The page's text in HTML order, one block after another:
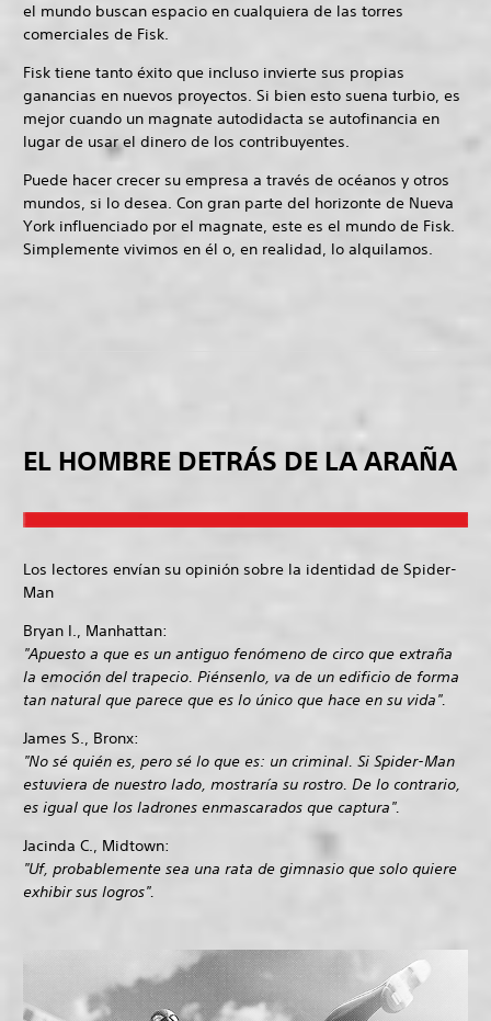
el mundo buscan espacio en cualquiera de las torres
comerciales de Fisk.
Fisk tiene tanto éxito que incluso invierte sus propias
ganancias en nuevos proyectos. Si bien esto suena turbio, es
mejor cuando un magnate autodidacta se autofinancia en
lugar de usar el dinero de los contribuyentes.
Puede hacer crecer su empresa a través de océanos y otros
mundos, si lo desea. Con gran parte del horizonte de Nueva
York influenciado por el magnate, este es el mundo de Fisk.
Simplemente vivimos en él o, en realidad, lo alquilamos.
EL HOMBRE DETRÁS DE LA ARAÑA
Los lectores envían su opinión sobre la identidad de Spider-
Man
Bryan I., Manhattan:
"Apuesto a que es un antiguo fenómeno de circo que extraña
la emoción del trapecio. Piénsenlo, va de un edificio de forma
tan natural que parece que es lo único que hace en su vida".
James S., Bronx:
"No sé quién es, pero sé lo que es: un criminal. Si Spider-Man
estuviera de nuestro lado, mostraría su rostro. De lo contrario,
es igual que los ladrones enmascarados que captura".
Jacinda C., Midtown:
"Uf, probablemente sea una rata de gimnasio que solo quiere
exhibir sus logros".